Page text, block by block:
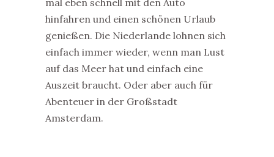
mal eben schnell mit den Auto
hinfahren und einen schönen Urlaub
genießen. Die Niederlande lohnen sich
einfach immer wieder, wenn man Lust
auf das Meer hat und einfach eine
Auszeit braucht. Oder aber auch für
Abenteuer in der Großstadt
Amsterdam.